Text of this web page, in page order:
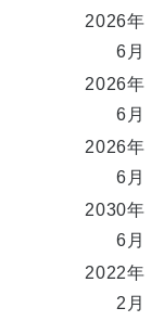
2026年
6月
2026年
6月
2026年
6月
2030年
6月
2022年
2月